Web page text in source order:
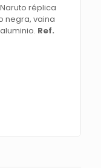
réplica
negra, vaina
Ref.